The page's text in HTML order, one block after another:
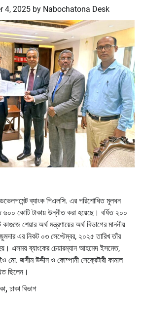
4, 2025 by Nabochatona Desk
ডেভেলপমেন্ট ব্যাংক পিএলসি. এর পরিশোধিত মূলধন
কোটি টাকায় উন্নীত করা হয়েছে। বর্ধিত ২০০
শেয়ার অর্থ মন্ত্রণায়ের অর্থ বিভাগের মাননীয়
এর নিকট ০৩ সেপ্টেম্বর, ২০২৫ তারিখ তাঁর
এসময় ব্যাংকের চেয়ারম্যান আহমেদ ইসমেত,
মো. জসীম উদ্দীন ও কোম্পানী সেক্রেটারী কামাল
ছিলেন।
, ঢাকা বিভাগ